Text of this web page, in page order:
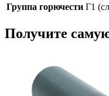
Группа горючести Г1
Получите